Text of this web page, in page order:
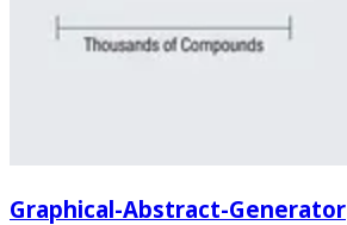
Graphical-Abstract-Generator